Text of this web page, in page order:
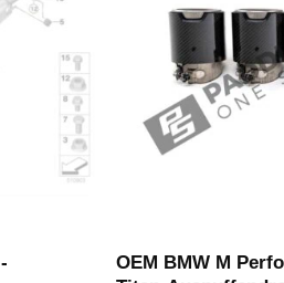
OEM BMW M